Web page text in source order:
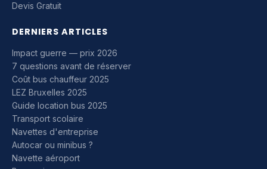
Devis Gratuit
DERNIERS ARTICLES
Impact guerre — prix 2026
7 questions avant de réserver
Coût bus chauffeur 2025
LEZ Bruxelles 2025
Guide location bus 2025
Transport scolaire
Navettes d'entreprise
Autocar ou minibus ?
Navette aéroport